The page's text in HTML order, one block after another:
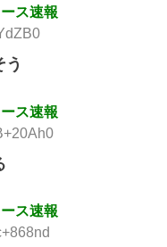
ス速報
ス速報
ス速報